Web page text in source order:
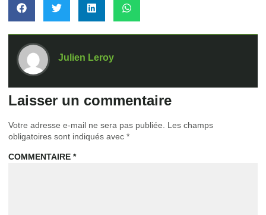
Julien Leroy
Laisser un commentaire
Votre adresse e-mail ne sera pas publiée.
Les champs
obligatoires sont indiqués avec *
COMMENTAIRE *